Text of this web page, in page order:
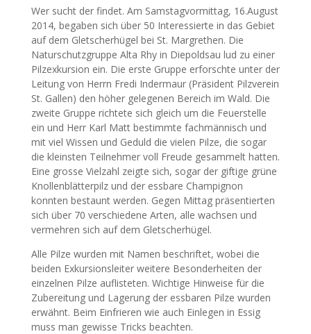
Wer sucht der findet. Am Samstagvormittag, 16.August
2014, begaben sich über 50 Interessierte in das Gebiet
auf dem Gletscherhügel bei St. Margrethen. Die
Naturschutzgruppe Alta Rhy in Diepoldsau lud zu einer
Pilzexkursion ein. Die erste Gruppe erforschte unter der
Leitung von Herrn Fredi Indermaur (Präsident Pilzverein
St. Gallen) den höher gelegenen Bereich im Wald. Die
zweite Gruppe richtete sich gleich um die Feuerstelle
ein und Herr Karl Matt bestimmte fachmännisch und
mit viel Wissen und Geduld die vielen Pilze, die sogar
die kleinsten Teilnehmer voll Freude gesammelt hatten.
Eine grosse Vielzahl zeigte sich, sogar der giftige grüne
Knollenblätterpilz und der essbare Champignon
konnten bestaunt werden. Gegen Mittag präsentierten
sich über 70 verschiedene Arten, alle wachsen und
vermehren sich auf dem Gletscherhügel.
Alle Pilze wurden mit Namen beschriftet, wobei die
beiden Exkursionsleiter weitere Besonderheiten der
einzelnen Pilze auflisteten. Wichtige Hinweise für die
Zubereitung und Lagerung der essbaren Pilze wurden
erwähnt. Beim Einfrieren wie auch Einlegen in Essig
muss man gewisse Tricks beachten.